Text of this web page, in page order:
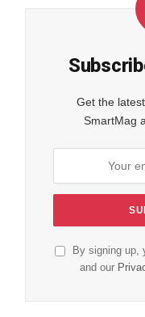
Get the
SmartMag
By signing up,
and our